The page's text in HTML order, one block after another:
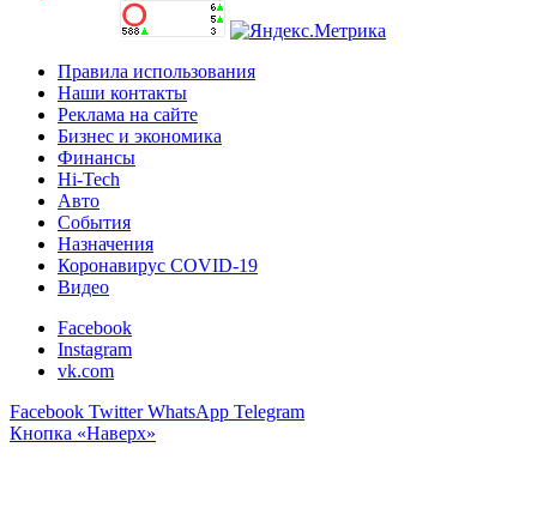
Правила использования
Наши контакты
Реклама на сайте
Бизнес и экономика
Финансы
Hi-Tech
Авто
События
Назначения
Коронавирус COVID-19
Видео
Facebook
Instagram
vk.com
Facebook Twitter WhatsApp Telegram
Кнопка «Наверх»